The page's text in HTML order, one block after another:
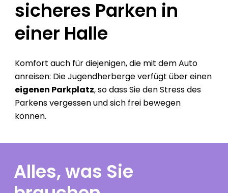
sicheres Parken in
einer Halle
Komfort auch für diejenigen, die mit dem Auto
anreisen: Die Jugendherberge verfügt über einen
eigenen Parkplatz, so dass Sie den Stress des
Parkens vergessen und sich frei bewegen
können.
Alles, was Sie